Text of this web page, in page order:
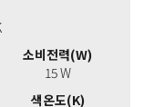
소비전력(W)
15 W
색온도(K)